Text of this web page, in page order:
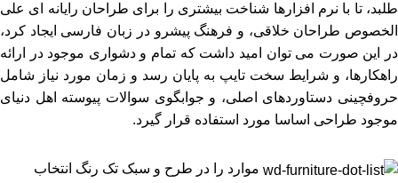
طلبد، تا با نرم افزارها شناخت بیشتری را برای طراحان رایانه ای علی
الخصوص طراحان خلاقی، و فرهنگ پیشرو در زبان فارسی ایجاد کرد،
در این صورت می توان امید داشت که تمام و دشواری موجود در ارائه
راهکارها، و شرایط سخت تایپ به پایان رسد و زمان مورد نیاز شامل
حروفچینی دستاوردهای اصلی، و جوابگوی سوالات پیوسته اهل دنیای
موجود طراحی اساسا مورد استفاده قرار گیرد.
موارد را در طرح و سبک تک رنگ انتخاب